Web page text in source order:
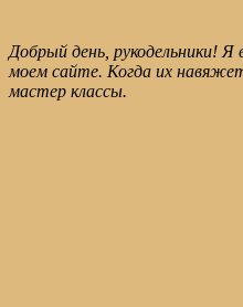
Добрый день, рукодельники!
моем сайте. Когда их
мастер классы.